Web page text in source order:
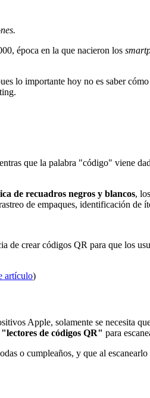
época en la que nacieron los
lo importante hoy no es saber
que la palabra "código" viene
de recuadros negros y blancos,
de empaques, identificación de
de crear códigos QR para que los
artículo)
Apple, solamente se necesita
"lectores de códigos QR" para
o cumpleaños, y que al